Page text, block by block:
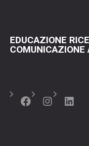
EDUCAZIONE
COMUNICAZIONE
Facebook
Instagram